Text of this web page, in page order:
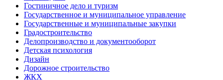
Гостиничное дело и туризм
Государственное и муниципальное управление
Государственные и муниципальные закупки
Градостроительство
Делопроизводство и документооборот
Детская психология
Дизайн
Дорожное строительство
ЖКХ